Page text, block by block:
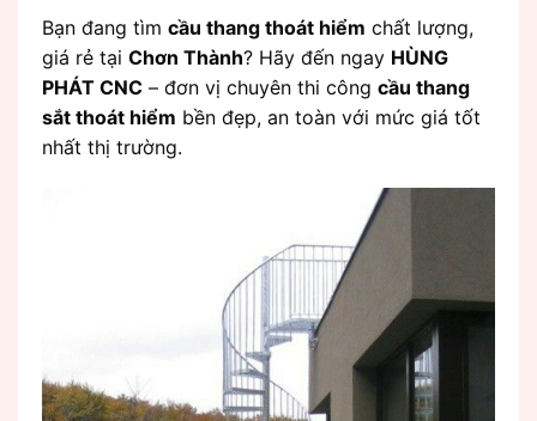
Bạn đang tìm cầu thang thoát hiểm chất lượng,
giá rẻ tại Chơn Thành? Hãy đến ngay HÙNG
PHÁT CNC – đơn vị chuyên thi công cầu thang
sắt thoát hiểm bền đẹp, an toàn với mức giá tốt
nhất thị trường.